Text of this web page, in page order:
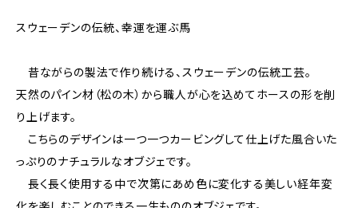
スウェーデンの伝統、幸運を運ぶ馬
昔ながらの製法で作り続ける、スウェーデンの伝統工芸。
天然のパイン材（松の木）から職人が心を込めてホースの形を削
り上げます。
こちらのデザインは一つ一つカービングして仕上げた風合いた
っぷりのナチュラルなオブジェです。
長く長く使用する中で次第にあめ色に変化する美しい経年変